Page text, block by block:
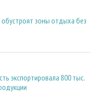
обустроят зоны отдыха без
экспортировала 800 тыс.